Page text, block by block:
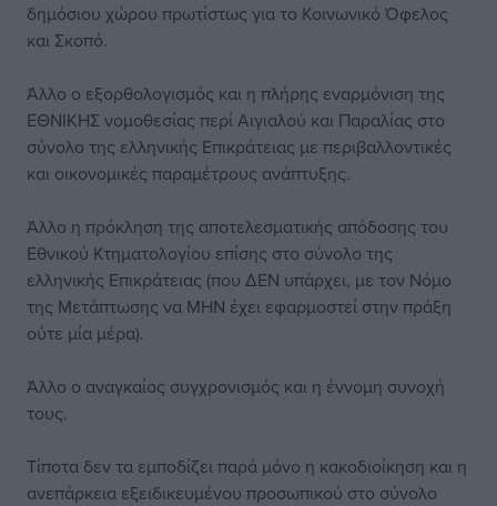
δημόσιου χώρου πρωτίστως για το Κοινωνικό Όφελος
και Σκοπό.
Άλλο ο εξορθολογισμός και η πλήρης εναρμόνιση της
ΕΘΝΙΚΗΣ νομοθεσίας περί Αιγιαλού και Παραλίας στο
σύνολο της ελληνικής Επικράτειας με περιβαλλοντικές
και οικονομικές παραμέτρους ανάπτυξης.
Άλλο η πρόκληση της αποτελεσματικής απόδοσης του
Εθνικού Κτηματολογίου επίσης στο σύνολο της
ελληνικής Επικράτειας (που ΔΕΝ υπάρχει, με τον Νόμο
της Μετάπτωσης να ΜΗΝ έχει εφαρμοστεί στην πράξη
ούτε μία μέρα).
Άλλο ο αναγκαίος συγχρονισμός και η έννομη συνοχή
τους.
Τίποτα δεν τα εμποδίζει παρά μόνο η κακοδιοίκηση και η
ανεπάρκεια εξειδικευμένου προσωπικού στο σύνολο